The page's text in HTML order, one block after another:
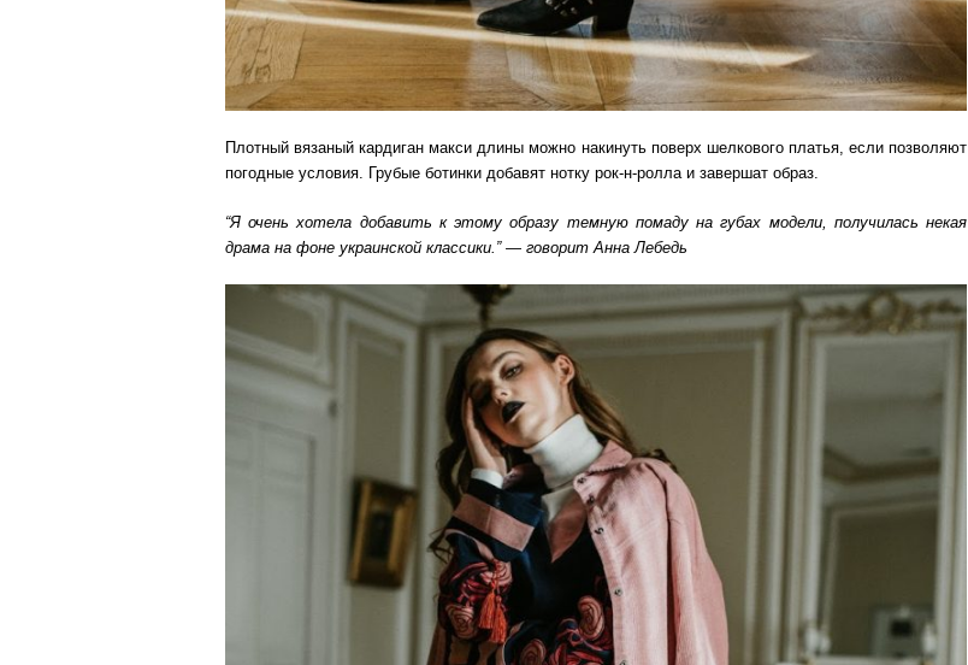
Плотный вязаный кардиган макси длины можно накинуть поверх шелкового платья, если позволяют
погодные условия. Грубые ботинки добавят нотку рок-н-ролла и завершат образ.
“Я очень хотела добавить к этому образу темную помаду на губах модели, получилась некая
драма на фоне украинской классики.” — говорит Анна Лебедь